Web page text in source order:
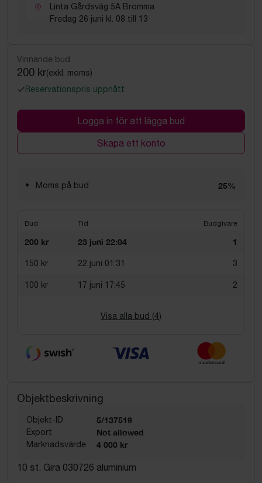
Linta Gårdsväg 5A Bromma
Fredag 26 juni kl. 08 till 13
Vinnande bud
200 kr(exkl. moms)
Reservationspris uppnått
Logga in för att lägga bud
Skapa ett konto
Moms på bud 25%
Bud Tid Budgivare
200 kr 23 juni 22:04 1
150 kr 22 juni 01:31 3
100 kr 17 juni 17:45 2
Visa alla bud (4)
Objektbeskrivning
Objekt-ID 5/137519
Export Not allowed
Marknadsvärde 4 000 kr
10 st. Gira 030726 aluminium